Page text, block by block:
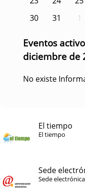
30
31 1
Eventos
diciembre de
No existe
El tiempo
El tiempo
Sede
Sede electrónica